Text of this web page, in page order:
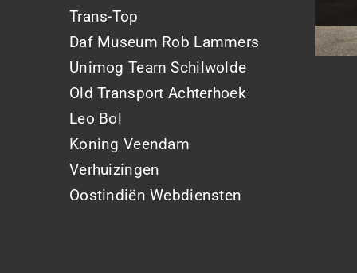
Trans-Top
Daf Museum Rob Lammers
Unimog Team Schilwolde
Old Transport Achterhoek
Leo Bol
Koning Veendam
Verhuizingen
Oostindiën Webdiensten